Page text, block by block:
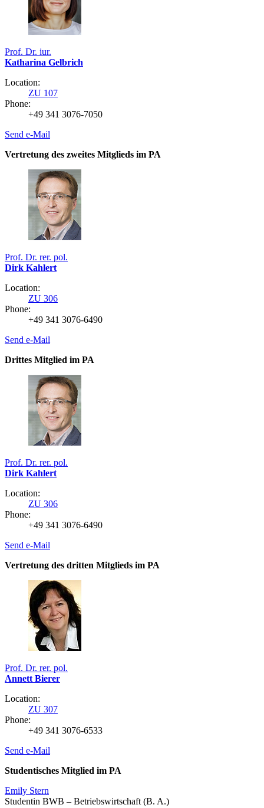
Prof. Dr. iur.
Katharina Gelbrich
Location:
ZU 107
Phone:
+49 341 3076-7050
Send e-Mail
Vertretung des zweites Mitglieds im PA
Prof. Dr. rer. pol.
Dirk Kahlert
Location:
ZU 306
Phone:
+49 341 3076-6490
Send e-Mail
Drittes Mitglied im PA
Prof. Dr. rer. pol.
Dirk Kahlert
Location:
ZU 306
Phone:
+49 341 3076-6490
Send e-Mail
Vertretung des dritten Mitglieds im PA
Prof. Dr. rer. pol.
Annett Bierer
Location:
ZU 307
Phone:
+49 341 3076-6533
Send e-Mail
Studentisches Mitglied im PA
Emily Stern
Studentin BWB – Betriebswirtschaft (B. A.)